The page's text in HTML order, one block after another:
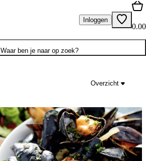
Inloggen
0.00
Waar ben je naar op zoek?
Overzicht